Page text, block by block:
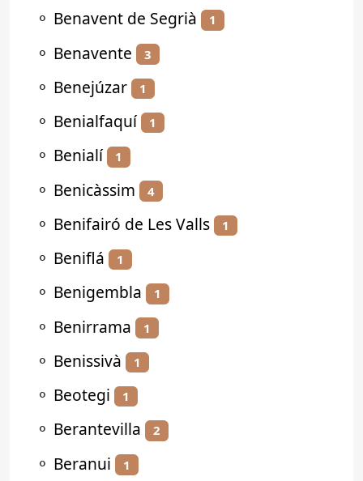
⚬ Benavent de Segrià 1
⚬ Benavente 3
⚬ Benejúzar 1
⚬ Benialfaquí 1
⚬ Benialí 1
⚬ Benicàssim 4
⚬ Benifairó de Les Valls 1
⚬ Beniflá 1
⚬ Benigembla 1
⚬ Benirrama 1
⚬ Benissivà 1
⚬ Beotegi 1
⚬ Berantevilla 2
⚬ Beranui 1